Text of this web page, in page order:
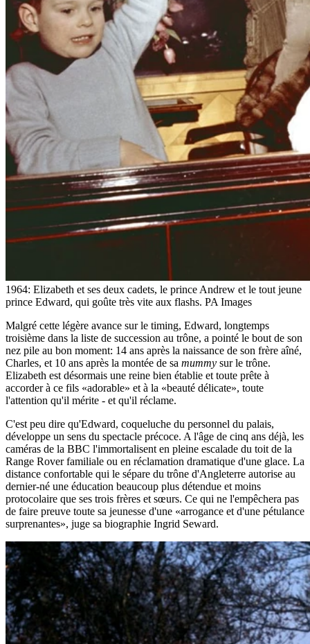
1964: Elizabeth et ses deux cadets, le prince Andrew et le tout jeune
prince Edward, qui goûte très vite aux flashs. PA Images
Malgré cette légère avance sur le timing, Edward, longtemps
troisième dans la liste de succession au trône, a pointé le bout de son
nez pile au bon moment: 14 ans après la naissance de son frère aîné,
Charles, et 10 ans après la montée de sa mummy sur le trône.
Elizabeth est désormais une reine bien établie et toute prête à
accorder à ce fils «adorable» et à la «beauté délicate», toute
l'attention qu'il mérite - et qu'il réclame.
C'est peu dire qu'Edward, coqueluche du personnel du palais,
développe un sens du spectacle précoce. A l'âge de cinq ans déjà, les
caméras de la BBC l'immortalisent en pleine escalade du toit de la
Range Rover familiale ou en réclamation dramatique d'une glace. La
distance confortable qui le sépare du trône d'Angleterre autorise au
dernier-né une éducation beaucoup plus détendue et moins
protocolaire que ses trois frères et sœurs. Ce qui ne l'empêchera pas
de faire preuve toute sa jeunesse d'une «arrogance et d'une pétulance
surprenantes», juge sa biographie Ingrid Seward.